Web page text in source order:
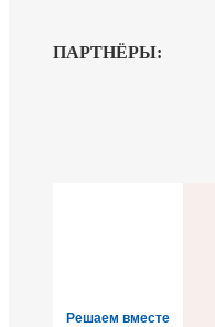
ПАРТНЁРЫ:
Решаем вместе